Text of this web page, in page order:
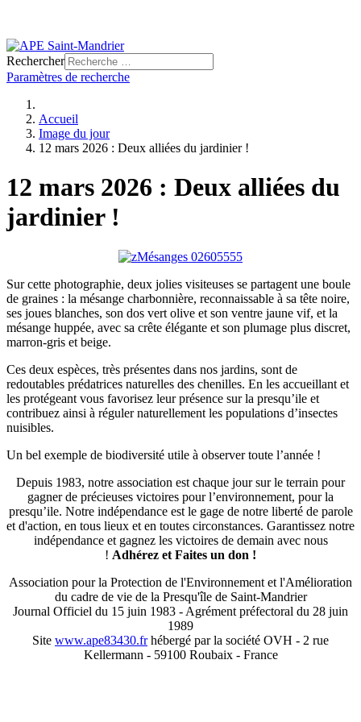
Rechercher
Paramètres de recherche
Accueil
Image du jour
12 mars 2026 : Deux alliées du jardinier !
12 mars 2026 : Deux alliées du
jardinier !
Sur cette photographie, deux jolies visiteuses se partagent une boule
de graines : la mésange charbonnière, reconnaissable à sa tête noire,
ses joues blanches, son dos vert olive et son ventre jaune vif, et la
mésange huppée, avec sa crête élégante et son plumage plus discret,
marron-gris et beige.
Ces deux espèces, très présentes dans nos jardins, sont de
redoutables prédatrices naturelles des chenilles. En les accueillant et
les protégeant vous favorisez leur présence sur la presqu’ile et
contribuez ainsi à réguler naturellement les populations d’insectes
nuisibles.
Un bel exemple de biodiversité utile à observer toute l’année !
Depuis 1983, notre association est chaque jour sur le terrain pour
gagner de précieuses victoires pour l’environnement, pour la
presqu’ile. Notre indépendance est le gage de notre liberté de parole
et d'action, en tous lieux et en toutes circonstances. Garantissez notre
indépendance et gagnez les victoires de demain avec nous
! Adhérez et Faites un don !
Association pour la Protection de l'Environnement et l'Amélioration
du cadre de vie de la Presqu'île de Saint-Mandrier
Journal Officiel du 15 juin 1983 - Agrément préfectoral du 28 juin
1989
Site www.ape83430.frhébergé par la société OVH - 2 rue
Kellermann - 59100 Roubaix - France